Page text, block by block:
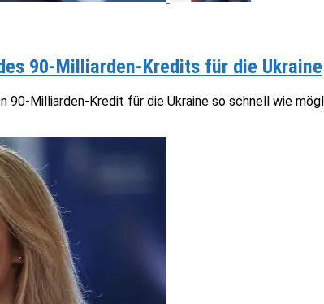
90-Milliarden-Kredits für die Ukraine
90-Milliarden-Kredit für die Ukraine so schnell wie